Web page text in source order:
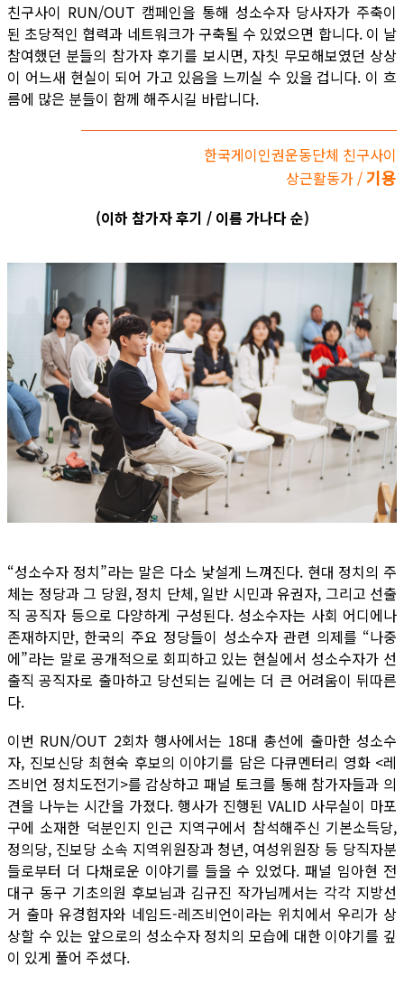
친구사이 RUN/OUT 캠페인을 통해 성소수자 당사자가 주축이
된 초당적인 협력과 네트워크가 구축될 수 있었으면 합니다. 이 날
참여했던 분들의 참가자 후기를 보시면, 자칫 무모해보였던 상상
이 어느새 현실이 되어 가고 있음을 느끼실 수 있을 겁니다. 이 흐
름에 많은 분들이 함께 해주시길 바랍니다.
한국게이인권운동단체 친구사이
상근활동가 /기용
(이하 참가자 후기 / 이름 가나다 순)
“성소수자 정치”라는 말은 다소 낯설게 느껴진다. 현대 정치의 주
체는 정당과 그 당원, 정치 단체, 일반 시민과 유권자, 그리고 선출
직 공직자 등으로 다양하게 구성된다. 성소수자는 사회 어디에나
존재하지만, 한국의 주요 정당들이 성소수자 관련 의제를 “나중
에”라는 말로 공개적으로 회피하고 있는 현실에서 성소수자가 선
출직 공직자로 출마하고 당선되는 길에는 더 큰 어려움이 뒤따른
다.
이번 RUN/OUT 2회차 행사에서는 18대 총선에 출마한 성소수
자, 진보신당 최현숙 후보의 이야기를 담은 다큐멘터리 영화 <레
즈비언 정치도전기>를 감상하고 패널 토크를 통해 참가자들과 의
견을 나누는 시간을 가졌다. 행사가 진행된 VALID 사무실이 마포
구에 소재한 덕분인지 인근 지역구에서 참석해주신 기본소득당,
정의당, 진보당 소속 지역위원장과 청년, 여성위원장 등 당직자분
들로부터 더 다채로운 이야기를 들을 수 있었다. 패널 임아현 전
대구 동구 기초의원 후보님과 김규진 작가님께서는 각각 지방선
거 출마 유경험자와 네임드-레즈비언이라는 위치에서 우리가 상
상할 수 있는 앞으로의 성소수자 정치의 모습에 대한 이야기를 깊
이 있게 풀어 주셨다.